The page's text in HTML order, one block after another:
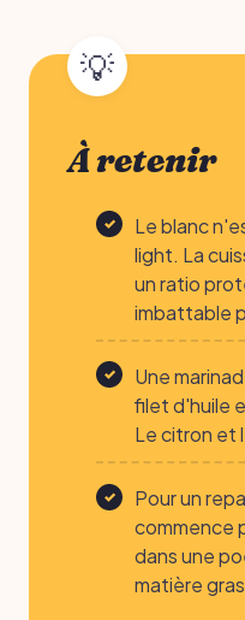
À retenir
Le blanc
light. La
un ratio
imbattable
Une
filet d'huile
Le citron et
Pour un
commence
dans une
matière